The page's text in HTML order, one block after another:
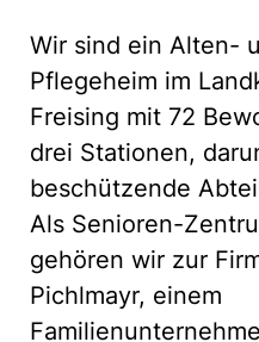
Wir sind ein Alten-
Pflegeheim im
Freising mit 72
drei Stationen,
beschützende
Als Senioren-
gehören wir zur
Pichlmayr, einem